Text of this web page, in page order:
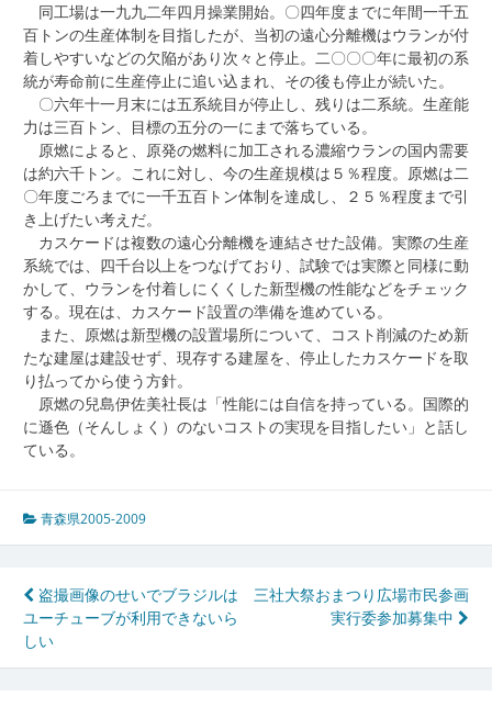
同工場は一九九二年四月操業開始。〇四年度までに年間一千五
百トンの生産体制を目指したが、当初の遠心分離機はウランが付
着しやすいなどの欠陥があり次々と停止。二〇〇〇年に最初の系
統が寿命前に生産停止に追い込まれ、その後も停止が続いた。
〇六年十一月末には五系統目が停止し、残りは二系統。生産能
力は三百トン、目標の五分の一にまで落ちている。
原燃によると、原発の燃料に加工される濃縮ウランの国内需要
は約六千トン。これに対し、今の生産規模は５％程度。原燃は二
〇年度ごろまでに一千五百トン体制を達成し、２５％程度まで引
き上げたい考えだ。
カスケードは複数の遠心分離機を連結させた設備。実際の生産
系統では、四千台以上をつなげており、試験では実際と同様に動
かして、ウランを付着しにくくした新型機の性能などをチェック
する。現在は、カスケード設置の準備を進めている。
また、原燃は新型機の設置場所について、コスト削減のため新
たな建屋は建設せず、現存する建屋を、停止したカスケードを取
り払ってから使う方針。
原燃の兒島伊佐美社長は「性能には自信を持っている。国際的
に遜色（そんしょく）のないコストの実現を目指したい」と話し
ている。
青森県2005-2009
投
稿
ナ
盗撮画像のせいでブラジルは
ユーチューブが利用できないら
しい
三社大祭おまつり広場市民参画
実行委参加募集中